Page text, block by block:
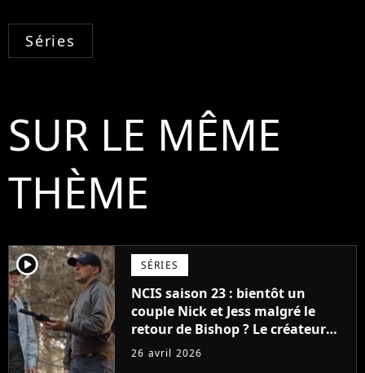
Séries
SUR LE MÊME
THÈME
player2 SÉRIES
NCIS saison 23 : bientôt un
couple Nick et Jess malgré le
retour de Bishop ? Le créateur
assume, "Nous ne cherchons pas
26 avril 2026